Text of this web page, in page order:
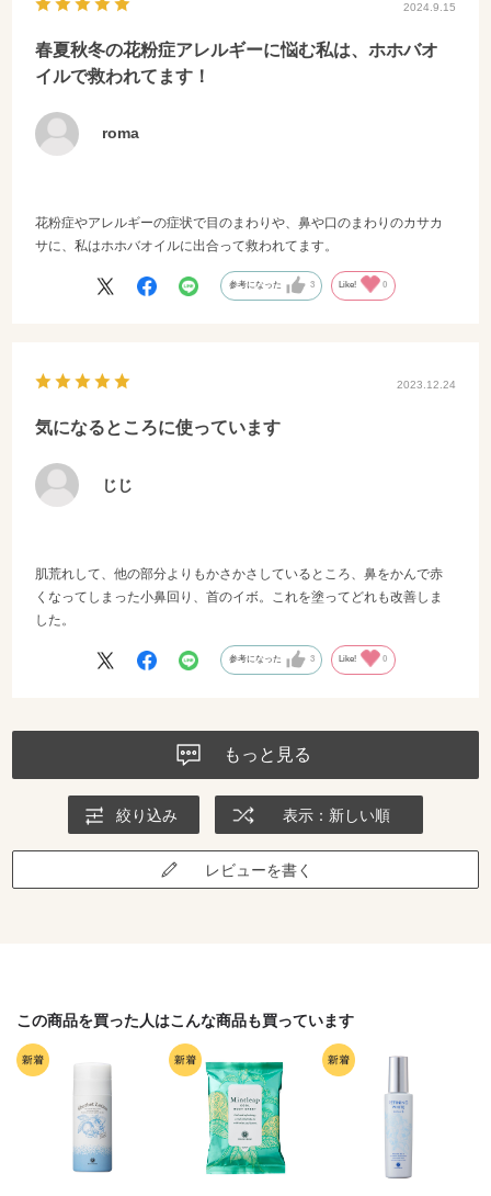
2024.9.15
春夏秋冬の花粉症アレルギーに悩む私は、ホホバオ
イルで救われてます！
roma
花粉症やアレルギーの症状で目のまわりや、鼻や口のまわりのカサカ
サに、私はホホバオイルに出合って救われてます。
参考になった 3 Like! 0
2023.12.24
気になるところに使っています
じじ
肌荒れして、他の部分よりもかさかさしているところ、鼻をかんで赤
くなってしまった小鼻回り、首のイボ。これを塗ってどれも改善しま
した。
参考になった 3 Like! 0
もっと見る
絞り込み 表示：新しい順
レビューを書く
この商品を買った人はこんな商品も買っています